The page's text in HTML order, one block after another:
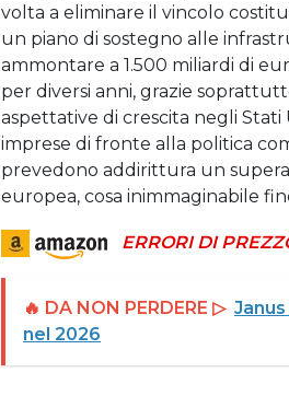
volta a eliminare il vincolo
un piano di sostegno alle
ammontare a 1.500 miliardi di
per diversi anni, grazie
aspettative di crescita negli
imprese di fronte alla politica
prevedono addirittura un
europea, cosa inimmaginabile
ERRORI DI
🔥 DA NON PERDERE ▷
nel 2026